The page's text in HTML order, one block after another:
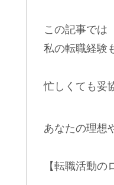
この記事では
私の転職経験
忙しくても妥
あなたの理想
【転職活動の